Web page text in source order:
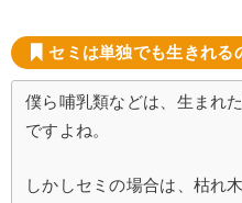
セミは単独でも生きれる
僕ら哺乳類などは、生まれ
ですよね。
しかしセミの場合は、枯れ